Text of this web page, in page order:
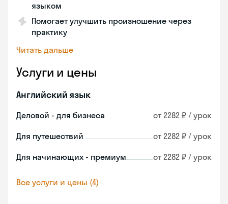
языком
Помогает улучшить произношение через
практику
Читать дальше
Услуги и цены
Английский язык
Деловой - для бизнеса от 2282 ₽ / урок
Для путешествий от 2282 ₽ / урок
Для начинающих - премиум от 2282 ₽ / урок
Все услуги и цены (4)